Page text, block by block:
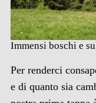
Immensi boschi e
Per renderci
e di quanto sia